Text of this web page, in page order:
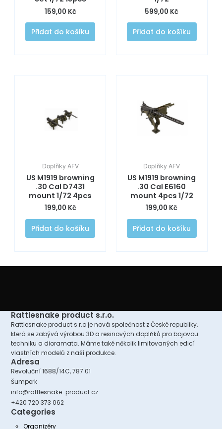
159,00 Kč
Přidat do košíku
599,00 Kč
Přidat do košíku
Doplňky AFV
US M1919 browning
.30 Cal D7431
mount 1/72 4pcs
199,00 Kč
Přidat do košíku
Doplňky AFV
US M1919 browning
.30 Cal E6160
mount 4pcs 1/72
199,00 Kč
Přidat do košíku
Rattlesnake product s.r.o.
Rattlesnake product s.r.o je nová společnost z České republiky,
která se zabývá výrobou 3D a resinových doplňků pro bojovou
techniku a dioramata. Máme také několik limitovaných edicí
vlastních modelů z naší produkce.
Adresa
Revoluční 1688/14C, 787 01
Šumperk
info@rattlesnake-product.cz
+420 720 373 062
Categories
Organizéry